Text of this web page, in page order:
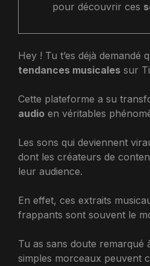
pour découvrir ces
Hey ! Tu t’es déjà demandé
tendances musicales sur
Cette plateforme a su
audio en véritables
Les sons qui deviennent
dont les créateurs de
leur audience.
En effet, ces extraits
frappants sont souvent le
Tu as sans doute remarqué
simples morceaux peuvent